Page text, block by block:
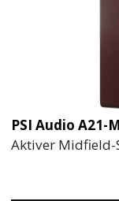
PSI Audio A21-
Aktiver